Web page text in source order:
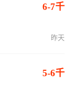
6-7千
昨天
5-6千